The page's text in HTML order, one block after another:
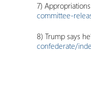
7)
committee-
8) Trump says
confederate/